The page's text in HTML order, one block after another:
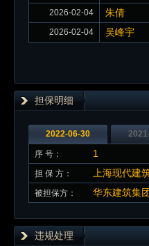
2026-02-04 朱倩
2026-02-04 吴峰宇
担保明细
2022-06-30
序 号： 1
担 保 方： 上海现代建
被担保方： 华东建筑集
违规处理